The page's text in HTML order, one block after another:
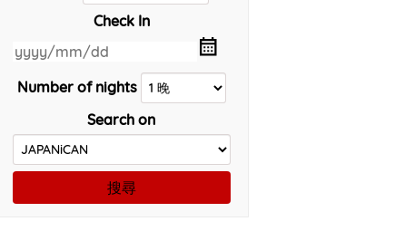
Check In
Number of nights
Search on
搜尋